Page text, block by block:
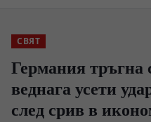
СВЯТ
Германия
веднага усети
след срив в